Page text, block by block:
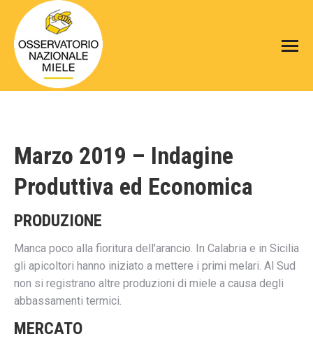
Marzo 2019 – Indagine
Produttiva ed Economica
PRODUZIONE
Manca poco alla fioritura dell’arancio. In Calabria e in Sicilia
gli apicoltori hanno iniziato a mettere i primi melari. Al Sud
non si registrano altre produzioni di miele a causa degli
abbassamenti termici.
MERCATO